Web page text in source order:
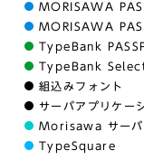
MORISAWA
MORISAWA
TypeBank
TypeBank
組込みフォント
サーバアプリケー
Morisawa サーバ
TypeSquare